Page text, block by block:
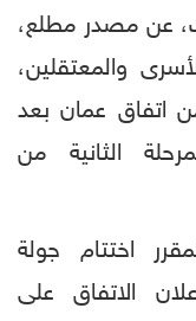
عن مصدر مطلع،
والمعتقلين،
اتفاق عمان بعد
الثانية من
اختتام جولة
الاتفاق على